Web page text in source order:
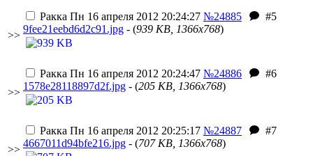
>>
Ракка Пн 16 апреля 2012 20:24:27 №24885
#5
9fee21eebd6d2c91.jpg - (939 KB, 1366x768)
>>
Ракка Пн 16 апреля 2012 20:24:47 №24886
#6
1578e28118897d2f.jpg - (205 KB, 1366x768)
>>
Ракка Пн 16 апреля 2012 20:25:17 №24887
#7
4667011d94bfe216.jpg - (707 KB, 1366x768)